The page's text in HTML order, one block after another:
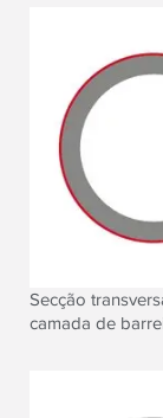
Secção
camada de